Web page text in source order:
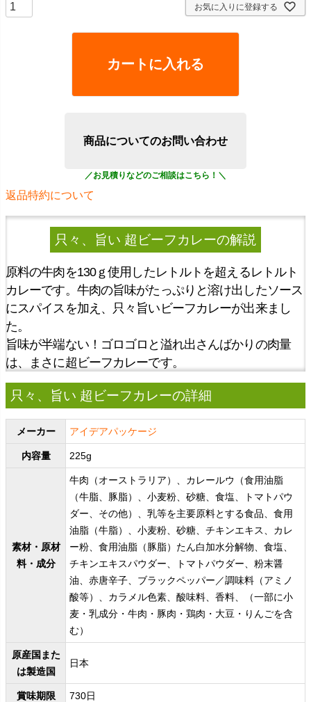
お気に入りに登録する
カートに入れる
商品についてのお問い合わせ
返品特約について
只々、旨い 超ビーフカレーの解説
原料の牛肉を130ｇ使用したレトルトを超えるレトルト
カレーです。牛肉の旨味がたっぷりと溶け出したソース
にスパイスを加え、只々旨いビーフカレーが出来まし
た。
旨味が半端ない！ゴロゴロと溢れ出さんばかりの肉量
は、まさに超ビーフカレーです。
只々、旨い 超ビーフカレーの詳細
メーカー アイデアパッケージ
内容量 225g
素材・原材
料・成分
牛肉（オーストラリア）、カレールウ（食用油脂
（牛脂、豚脂）、小麦粉、砂糖、食塩、トマトパウ
ダー、その他）、乳等を主要原料とする食品、食用
油脂（牛脂）、小麦粉、砂糖、チキンエキス、カレ
ー粉、食用油脂（豚脂）たん白加水分解物、食塩、
チキンエキスパウダー、トマトパウダー、粉末醤
油、赤唐辛子、ブラックペッパー／調味料（アミノ
酸等）、カラメル色素、酸味料、香料、（一部に小
麦・乳成分・牛肉・豚肉・鶏肉・大豆・りんごを含
む）
原産国また
は製造国
日本
賞味期限 730日